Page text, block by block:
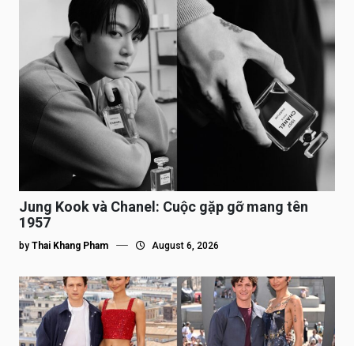
Jung Kook và Chanel: Cuộc gặp gỡ mang tên
1957
by Thai Khang Pham August 6, 2026